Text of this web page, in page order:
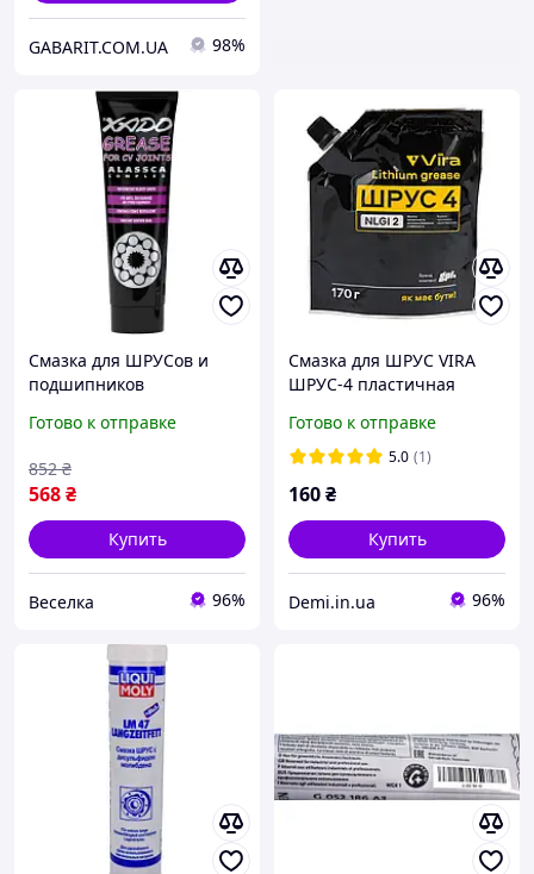
GABARIT.COM.UA 98%
Смазка для ШРУСов и
подшипников
защиты узлов и
коррозии BROWN
Готово к отправке
568₴
852 ₴
Купить
Веселка 96%
Смазка для ШРУС VIRA
ШРУС-4 пластичная
(VI0616)
Готово к отправке
5.0 (1)
160₴
Купить
Demi.in.ua 96%